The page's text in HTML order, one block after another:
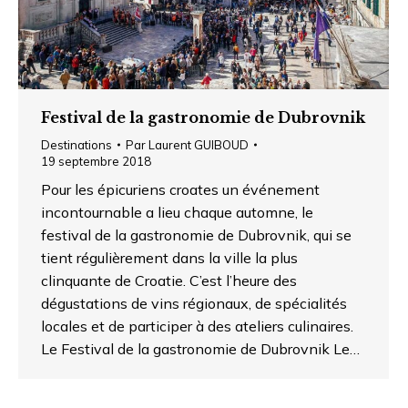
Festival de la gastronomie de Dubrovnik
Destinations ParLaurent GUIBOUD
19 septembre 2018
Pour les épicuriens croates un événement
incontournable a lieu chaque automne, le
festival de la gastronomie de Dubrovnik, qui se
tient régulièrement dans la ville la plus
clinquante de Croatie. C’est l’heure des
dégustations de vins régionaux, de spécialités
locales et de participer à des ateliers culinaires.
Le Festival de la gastronomie de Dubrovnik Le…